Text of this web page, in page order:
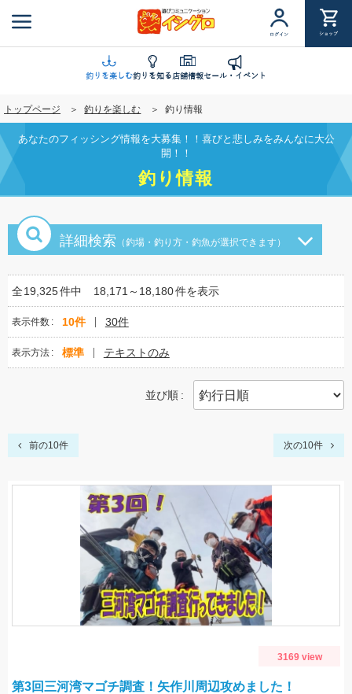
ン
に
移
動
ログイン ショップ
釣りを楽しむ釣りを知る店舗情報セール・イベント
トップページ 釣りを楽しむ 釣り情報
あなたのフィッシング情報を大募集！！喜びと悲しみをみんなに大公
開！！
釣り情報
詳細検索 （釣場・釣り方・釣魚が選択できます）
全19,325件中 18,171～18,180件を表示
表示件数 10件 30件
表示方法 標準 テキストのみ
並び順
前の10件 次の10件
3169 view
第3回三河湾マゴチ調査！矢作川周辺攻めました！